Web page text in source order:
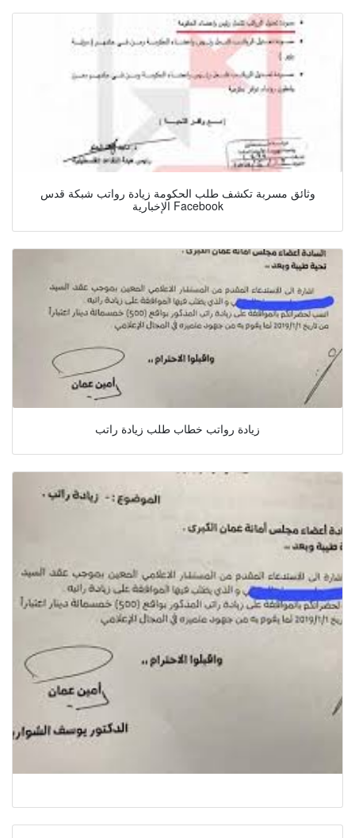
وثائق مسربة تكشف طلب الحكومة زيادة رواتب شبكة قدس
الإخبارية Facebook
زيادة رواتب خطاب طلب زيادة راتب